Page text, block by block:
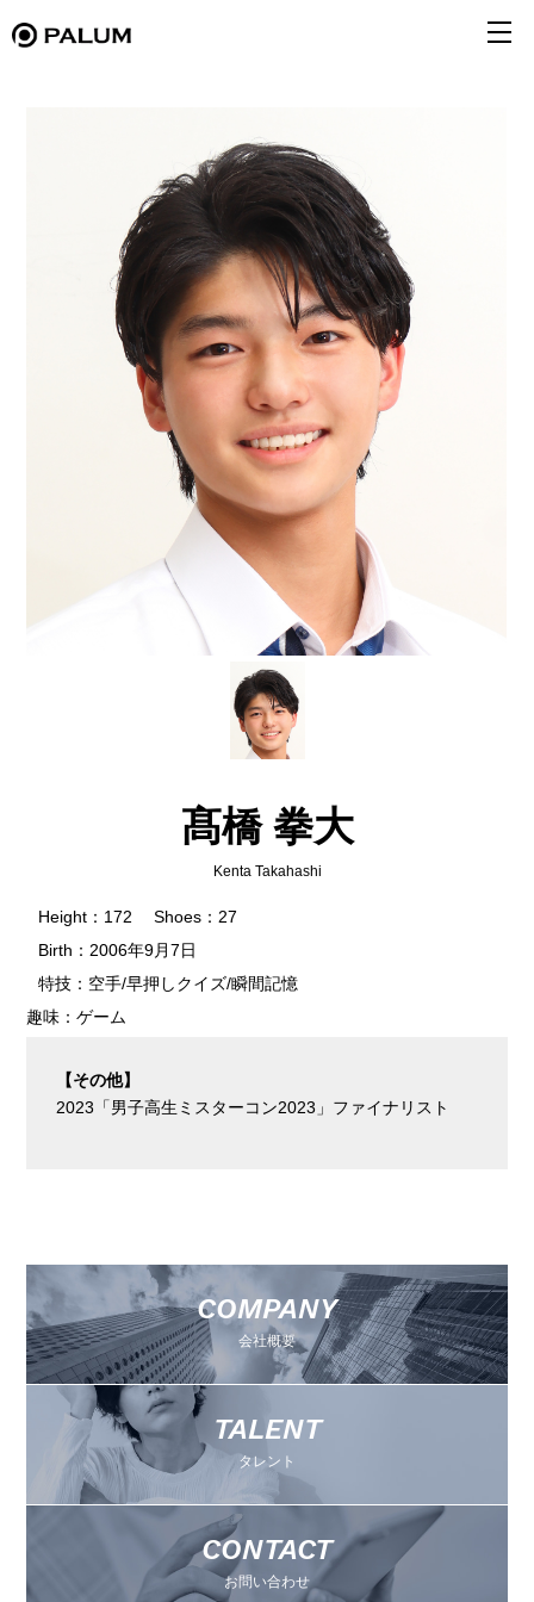
髙橋 拳大
Kenta Takahashi
Height：172 Shoes：27
Birth：2006年9月7日
特技：空手/早押しクイズ/瞬間記憶
趣味：ゲーム
【その他】
2023「男子高生ミスターコン2023」ファイナリスト
COMPANY
会社概要
TALENT
タレント
CONTACT
お問い合わせ